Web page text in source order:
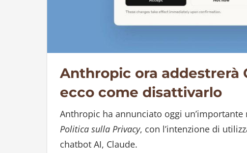
Anthropic ora addestrerà
ecco come disattivarlo
Anthropic ha annunciato oggi
Politica sulla Privacy, con l’intenzione di
chatbot AI, Claude.